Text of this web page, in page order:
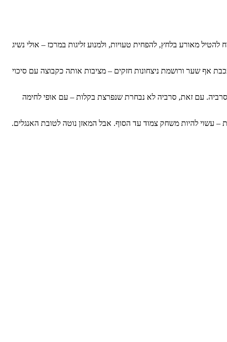
מאורע בלחץ, להפחית טעויות, ולמנוע זליגות במרכז – אולי נשיג
אף שער ורושמת ניצחונות חזקים – מציבות אותה כקבוצה עם סיכוי
בסרביה. עם זאת, סרביה לא נבחרת שנפרצת בקלות – עם אופי לחימה
עשוי להיות משחק צמוד עד הסוף. אבל המאזן נוטה לטובת האנגלים.